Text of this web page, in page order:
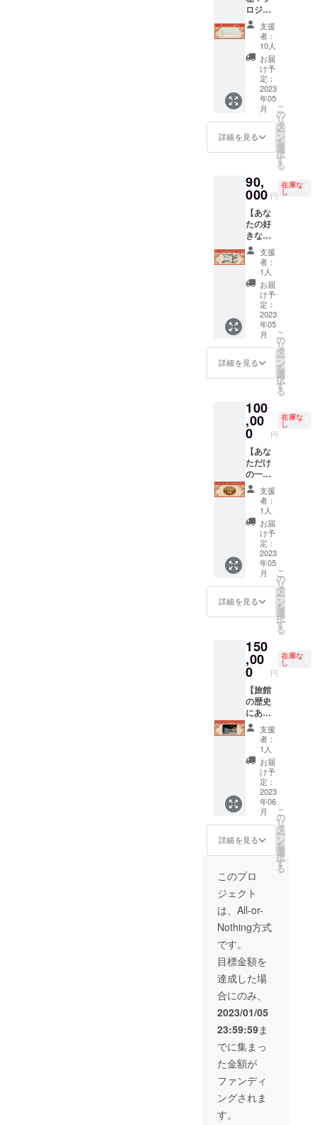
たはプ
リン
ト）を
貼り付
けます
※横2
列、縦3
列で先
着順に
上から
並べま
所の指
定はで
※最大で
６組の
名前
（もし
くは企
業名）
が掲載
されま
す ※長
文だと
文字が
見えづ
らくな
るかも
しれま
ん。〜
10文字
理想で
す。
す ※お
名前や
特徴な
ど作成
したい
キャラ
のこと
を備考
欄にご
記入く
ださい
ン！宿
泊券と
して大
切な方
へのプ
レゼン
トもで
きま
す！ま
たリ
フォー
ム内容
りと見
たい方
にもオ
ススメ
のリ
ターン
です。
※有効期
限2024
年8月31
日まで
※事前予
約は必
須とな
りま
す。専
用連絡
を連絡
を取り
合う形
になり
ます。
※メール
にて宿
泊予約
の際に
必要な
コード
を送ら
せてい
ただき
ますの
で、大
切に保
管して
ロジェ
クトの
裏側資
料
50,000
円（限
定10
組）】
本プロ
ジェク
トで作
成、提
出した
実際の
企画書
のPDF
データ
をメー
ルでお
渡しし
ます。
資料の
内容は
以下の
通りで
す。 ●
内装リ
フォー
ムにか
かった
原価表
設備機
器、申
請費
等）・
・・2枚
●リ
フォー
ムのた
めの各
職人へ
の指示
面・・
・約8枚
●持続化
補助金
のため
の申請
書・・
・約13
枚 ●各
設備機
器類承
認
図・・
・約25
枚 ●収
支計画
表など
工事費
用300万
円引っ
張った
融資資
料・・
・約5枚
るため
に保健
所に提
出した
申請書
類・・
民から
の理解
を得る
ために
町内会
にて使
用した
旅館概
要
書・・
・6枚 ※
第三者
への公
支援
者：
10人
お届
け予
定：
2023
年05
月
詳細を見る
こ
の
リ
タ
ー
ン
を
選
択
す
る
90,
000 円
在庫な
し
【あな
たの好
きな四
字熟語
を掛け
軸とし
て飾れ
る権
利！
90,000
円（限
組）】
旅館内
の主寝
室”1階
壁にあ
なたの
好きな
四字熟
語を書
いた掛
け軸を
設置し
ます！
四字熟
語をか
ならず
ご記入
の上、
購入し
てくだ
さい。
※サイ
ズ 横
幅約40
122㎝ ※
文字の
み可
能。備
考欄に
て希望
の文字
をご記
入くだ
さい。
※負の意
味を含
む四字
熟語の
場合は
変更し
て頂く
場合が
ありま
す
支援
者：
1人
お届
け予
定：
2023
年05
月
詳細を見る
こ
の
リ
タ
ー
ン
を
選
択
す
る
100
,00
0 円
在庫な
し
【あな
ただけ
の一枚
板ドデ
カ看板
を飾れ
る権
利！
100,000
円（限
組）】
旅館内
のメイ
ンス
ペー
間”の壁
にあな
たのお
名前
（もし
くは企
業名）
の入っ
た木看
板を
ドーン
と設置
しま
す！お
名前
（もし
くは企
業名）
をかな
らずご
記入の
上、購
入して
くださ
い。 ※
サイ
㎝×縦約
35㎝×厚
さ約4㎝
※文字の
み可
能。備
考欄に
て希望
の文字
をご記
入くだ
さい。
支援
者：
1人
お届
け予
定：
2023
年05
月
詳細を見る
こ
の
リ
タ
ー
ン
を
選
択
す
る
150
,00
0 円
在庫な
し
【旅館
の歴史
にあな
たを刻
める権
利＆共
に夜を
明かす
150,000
円（限
組）】
当旅館
の好き
な場所
にあな
たの名
前や好
きな言
葉を彫
刻で彫
りま
地にて
一緒に
決めま
しょ
う。そ
して共
に旅館
に1泊し
て飲み
ながら
夜を明
かしま
しょ
支援
者：
1人
お届
け予
定：
2023
年06
月
詳細を見る
こ
の
リ
タ
ー
ン
を
選
択
す
る
このプロ
ジェクト
は、All-or-
Nothing方式
です。
目標金額を
達成した場
合にのみ、
2023/01/05
23:59:59ま
でに集まっ
た金額が
ファンディ
ングされま
す。